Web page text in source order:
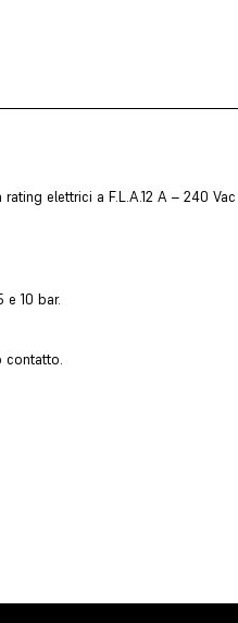
elettrici a F.L.A.12 A – 240 Vac
10 bar.
contatto.